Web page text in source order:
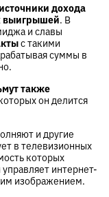
дохода
выигрышей. В
и славы
с такими
суммы в
также
он делится
и другие
в телевизионных
которых
интернет-
изображением.